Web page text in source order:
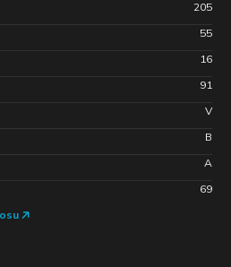
205
55
16
91
V
B
A
69